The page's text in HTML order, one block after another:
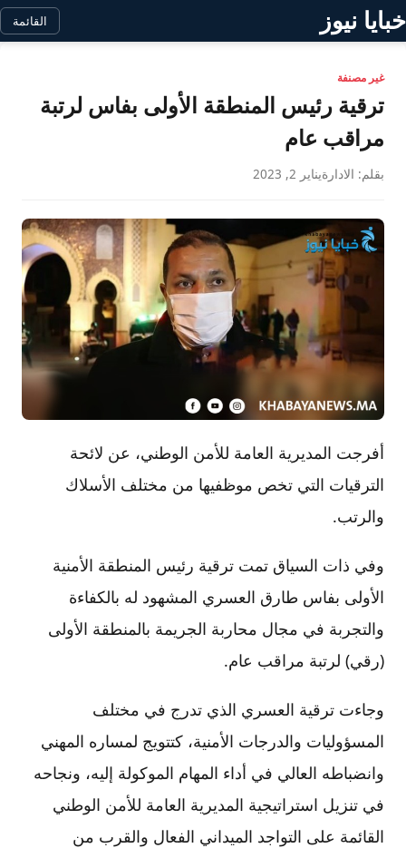
خبايا نيوز القائمة
غير مصنفة
ترقية رئيس المنطقة الأولى بفاس لرتبة
مراقب عام
بقلم: الادارةيناير 2, 2023
أفرجت المديرية العامة للأمن الوطني، عن لائحة
الترقيات التي تخص موظفيها من مختلف الأسلاك
والرتب.
وفي ذات السياق تمت ترقية رئيس المنطقة الأمنية
الأولى بفاس طارق العسري المشهود له بالكفاءة
والتجربة في مجال محاربة الجريمة بالمنطقة الأولى
(رقي) لرتبة مراقب عام.
وجاءت ترقية العسري الذي تدرج في مختلف
المسؤوليات والدرجات الأمنية، كتتويج لمساره المهني
وانضباطه العالي في أداء المهام الموكولة إليه، ونجاحه
في تنزيل استراتيجية المديرية العامة للأمن الوطني
القائمة على التواجد الميداني الفعال والقرب من